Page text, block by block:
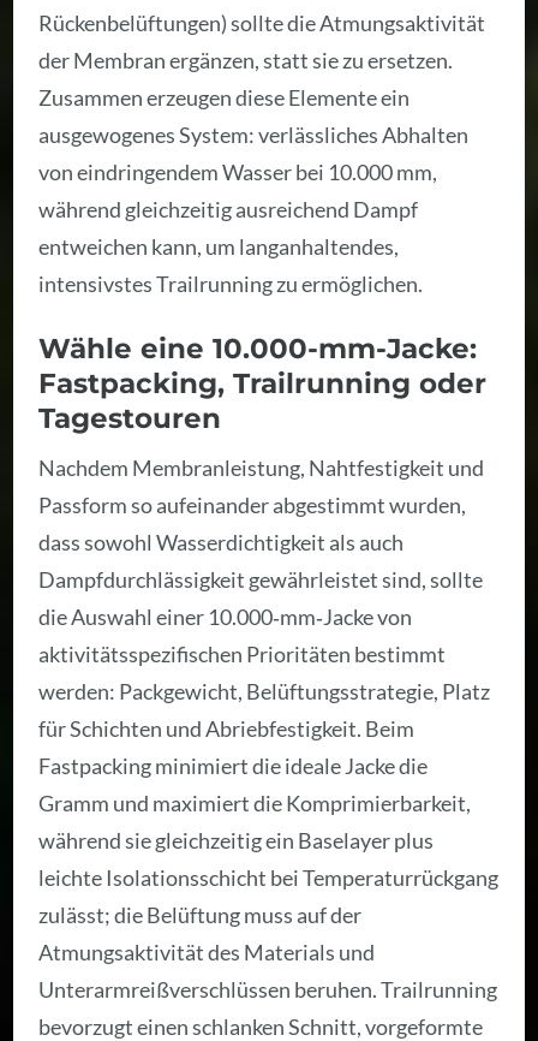
Rückenbelüftungen) sollte die Atmungsaktivität
der Membran ergänzen, statt sie zu ersetzen.
Zusammen erzeugen diese Elemente ein
ausgewogenes System: verlässliches Abhalten
von eindringendem Wasser bei 10.000 mm,
während gleichzeitig ausreichend Dampf
entweichen kann, um langanhaltendes,
intensivstes Trailrunning zu ermöglichen.
Wähle eine 10.000-mm-Jacke:
Fastpacking, Trailrunning oder
Tagestouren
Nachdem Membranleistung, Nahtfestigkeit und
Passform so aufeinander abgestimmt wurden,
dass sowohl Wasserdichtigkeit als auch
Dampfdurchlässigkeit gewährleistet sind, sollte
die Auswahl einer 10.000‑mm‑Jacke von
aktivitätsspezifischen Prioritäten bestimmt
werden: Packgewicht, Belüftungsstrategie, Platz
für Schichten und Abriebfestigkeit. Beim
Fastpacking minimiert die ideale Jacke die
Gramm und maximiert die Komprimierbarkeit,
während sie gleichzeitig ein Baselayer plus
leichte Isolationsschicht bei Temperaturrückgang
zulässt; die Belüftung muss auf der
Atmungsaktivität des Materials und
Unterarmreißverschlüssen beruhen. Trailrunning
bevorzugt einen schlanken Schnitt, vorgeformte